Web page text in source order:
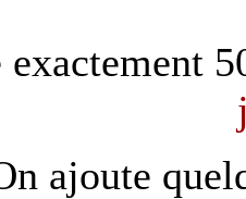
exactement
ajoute